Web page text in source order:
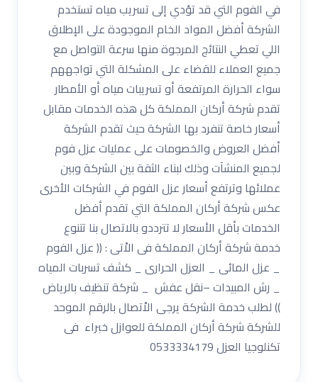
في الفوم التي قد تؤدي إلى تسريب مياه تستخدم
الشركة أفضل المواد الخام الموجودة على الإطلاق
اللي تعطي النتائج المرجوة منها سرعة التواصل مع
جميع العملاء للقضاء على المشكلة التي تواجههم
سواء الحرارة المرتفعة أو تسريبات مياه أو الأمطار
تقدم شركة أركان المملكة كل هذه الخدمات مقابل
أسعار خاصة تنفرد بها الشركة حيث تقدم الشركة
أفضل العروض والخصومات على عمليات عزل فوم
لجميع المنشآت وذلك لبناء الثقة بين الشركة وبين
عملائها وترتفع أسعار عزل الفوم في الشركات الأخرى
عكس شركة أركان المملكة التي تقدم أفضل
الخدمات بأقل الأسعار لا تترددو بالاتصال بنا تتنوع
خدمة شركة أركان المملكة فى الاْتى : (( عزل الفوم
_ عزل المائى _ العزل الحرارى _ كشف تسربات المياه
_ رش المبيدات –نقل عفش _ شركة تنظيف بالرياض
)) لطلب خدمة الشركة يرجى الاْتصال بالرقم الموحد
للشركة شركة أركان المملكة للعوازل خبراء فى
تكنلوجيا العزل 0533334179